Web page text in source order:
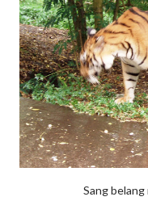
Sang belang